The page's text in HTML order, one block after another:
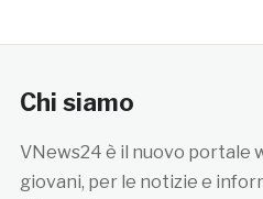
Chi siamo
VNews24 è il nuovo portale
giovani, per le notizie e